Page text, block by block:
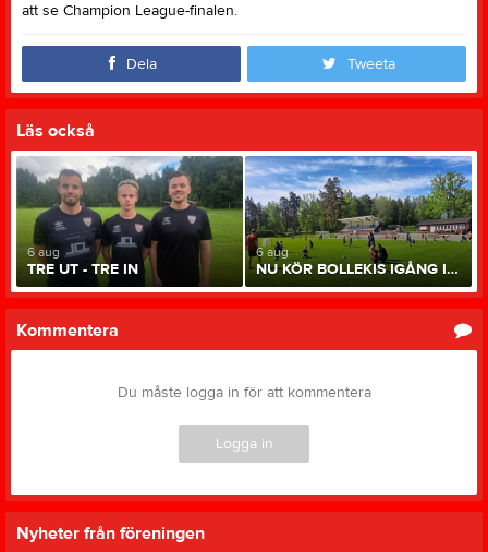
att se Champion League-finalen.
Dela Tweeta
Läs också
6 aug
TRE UT - TRE IN
6 aug
NU KÖR BOLLEKIS IGÅNG IGEN!
Kommentera
Du måste logga in för att kommentera
Logga in
Nyheter från föreningen